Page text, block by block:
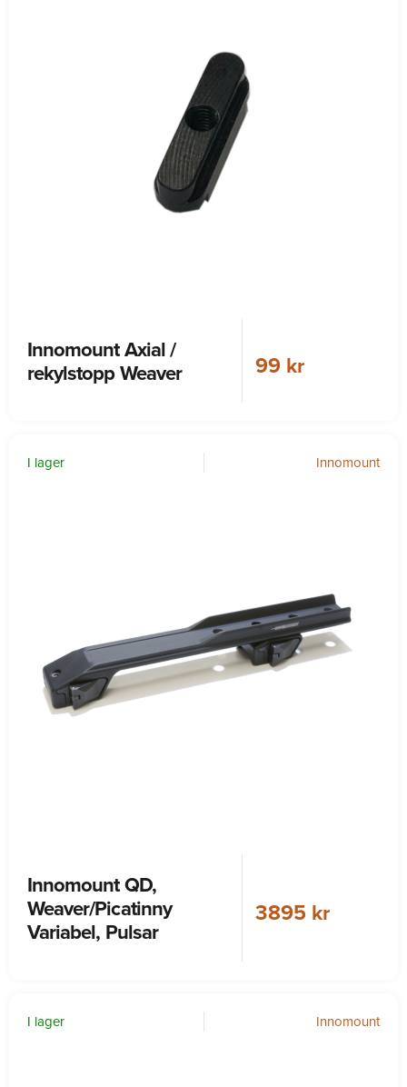
Innomount Axial /
rekylstopp Weaver
99 kr
I lager Innomount
Innomount QD,
Weaver/Picatinny
Variabel, Pulsar
3895 kr
I lager Innomount